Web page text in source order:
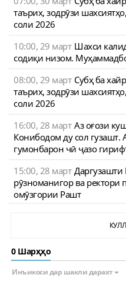
таърих, зодрӯзи
соли 2026
10:00, 29 март Шахси
содиқи низом.
08:00, 29 март Субҳ ба
таърих, зодрӯзи
соли 2026
16:00, 28 март Аз оғози
Конибодом ду сол гузашт.
гумонбарон чӣ ҷазо
15:00, 28 март
рӯзноманигор ва
омӯзгории Рашт
0 Шарҳҳо
Инъикоси дар шакли дарахт